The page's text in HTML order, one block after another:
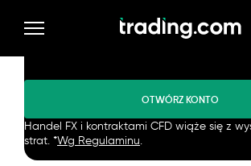
Handluj w trybie
wejdź na rynek
OTWÓRZ KONTO
Handel FX i kontraktami CFD wiąże się z
strat. *Wg Regulaminu.